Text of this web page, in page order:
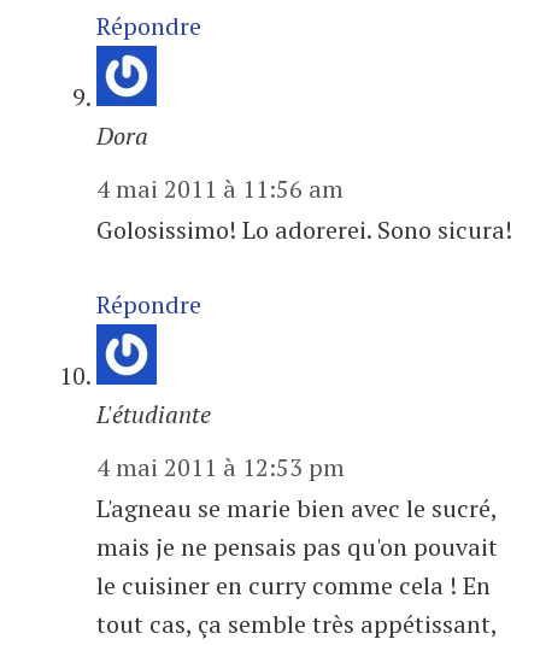
Répondre
Dora
4 mai 2011 à 11:56 am
Golosissimo! Lo adorerei. Sono sicura!
Répondre
L'étudiante
4 mai 2011 à 12:53 pm
L'agneau se marie bien avec le sucré,
mais je ne pensais pas qu'on pouvait
le cuisiner en curry comme cela ! En
tout cas, ça semble très appétissant,